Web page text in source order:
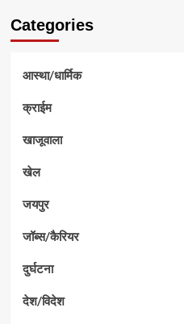
Categories
आस्था/धार्मिक
क्राईम
खाजूवाला
खेल
जयपुर
जॉब्स/कैरियर
दुर्घटना
देश/विदेश